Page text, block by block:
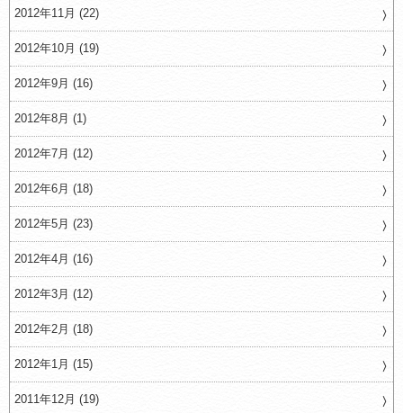
2012年11月 (22)
2012年10月 (19)
2012年9月 (16)
2012年8月 (1)
2012年7月 (12)
2012年6月 (18)
2012年5月 (23)
2012年4月 (16)
2012年3月 (12)
2012年2月 (18)
2012年1月 (15)
2011年12月 (19)